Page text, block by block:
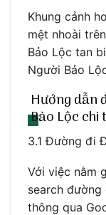
Khung cảnh
mệt nhoài
Bảo Lộc tan
Người Bảo
Hướng dẫn
Bảo Lộc chi
3.1 Đường đi
Với việc nằm
search
thông qua